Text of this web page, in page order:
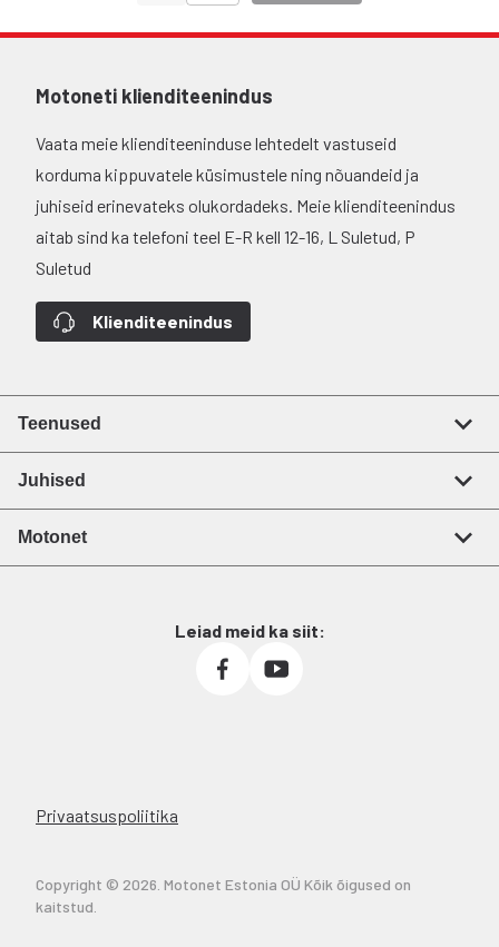
Motoneti klienditeenindus
Vaata meie klienditeeninduse lehtedelt vastuseid
korduma kippuvatele küsimustele ning nõuandeid ja
juhiseid erinevateks olukordadeks. Meie klienditeenindus
aitab sind ka telefoni teel E-R kell 12-16, L Suletud, P
Suletud
Klienditeenindus
Teenused
Juhised
Motonet
Leiad meid ka siit:
Privaatsuspoliitika
Copyright © 2026. Motonet Estonia OÜ Kõik õigused on
kaitstud.